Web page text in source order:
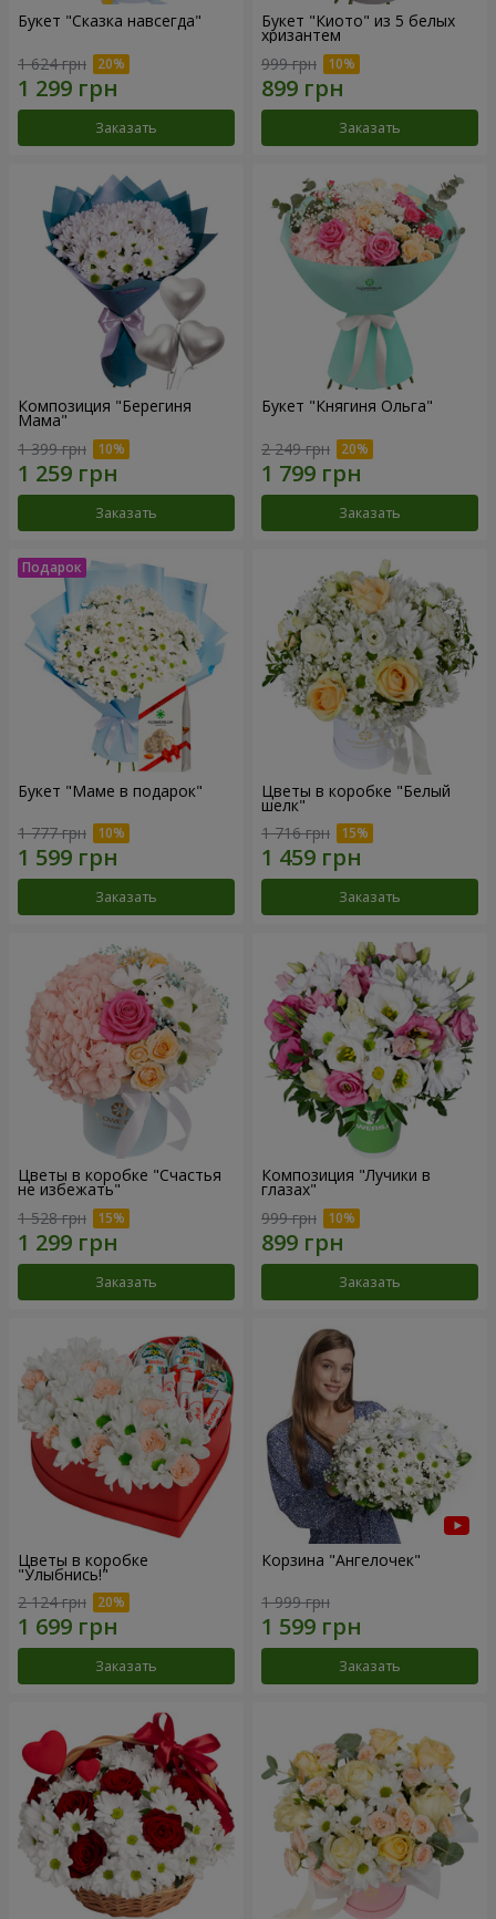
Букет "Сказка навсегда"
1 624 грн
Заказать
Букет "Киото" из 5 белых
хризантем
999 грн
Заказать
Композиция "Берегиня
Мама"
1 399 грн
Заказать
Букет "Княгиня Ольга"
2 249 грн
Заказать
Букет "Маме в подарок"
1 777 грн
Заказать
Цветы в коробке "Белый
шелк"
1 716 грн
Заказать
Цветы в коробке "Счастья
не избежать"
1 528 грн
Заказать
Композиция "Лучики в
глазах"
999 грн
Заказать
Цветы в коробке
"Улыбнись!"
2 124 грн
Заказать
Корзина "Ангелочек"
1 999 грн
Заказать